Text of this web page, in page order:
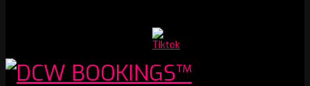
Youtube
Channel